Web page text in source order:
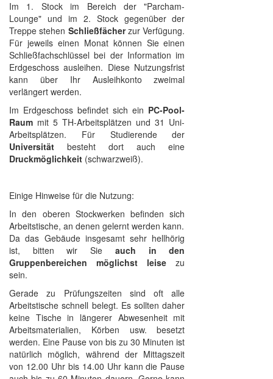
Im 1. Stock im Bereich der "Parcham-
Lounge" und im 2. Stock gegenüber der
Treppe stehen Schließfächerzur Verfügung.
Für jeweils einen Monat können Sie einen
Schließfachschlüssel bei der Information im
Erdgeschoss ausleihen. Diese Nutzungsfrist
kann über Ihr Ausleihkonto zweimal
verlängert werden.
Im Erdgeschoss befindet sich ein PC-Pool-
Raum mit 5 TH-Arbeitsplätzen und 31 Uni-
Arbeitsplätzen. Für Studierende der
Universität besteht dort auch eine
Druckmöglichkeit (schwarzweiß).
Einige Hinweise für die Nutzung:
In den oberen Stockwerken befinden sich
Arbeitstische, an denen gelernt werden kann.
Da das Gebäude insgesamt sehr hellhörig
ist, bitten wir Sie auch in den
Gruppenbereichen möglichst leise zu
sein.
Gerade zu Prüfungszeiten sind oft alle
Arbeitstische schnell belegt. Es sollten daher
keine Tische in längerer Abwesenheit mit
Arbeitsmaterialien, Körben usw. besetzt
werden. Eine Pause von bis zu 30 Minuten ist
natürlich möglich, während der Mittagszeit
von 12.00 Uhr bis 14.00 Uhr kann die Pause